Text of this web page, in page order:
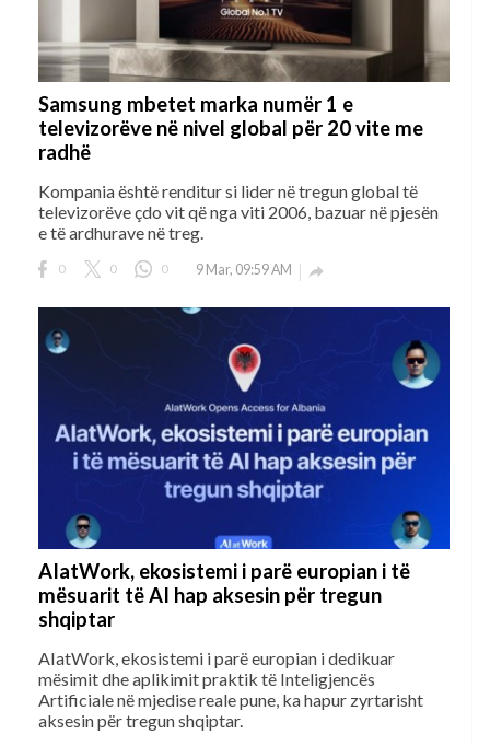
Samsung mbetet marka numër 1 e
televizorëve në nivel global për 20 vite me
radhë
Kompania është renditur si lider në tregun global të
televizorëve çdo vit që nga viti 2006, bazuar në pjesën
e të ardhurave në treg.
0 0 0 9 Mar, 09:59 AM 
AIatWork, ekosistemi i parë europian i të
mësuarit të AI hap aksesin për tregun
shqiptar
AIatWork, ekosistemi i parë europian i dedikuar
mësimit dhe aplikimit praktik të Inteligjencës
Artificiale në mjedise reale pune, ka hapur zyrtarisht
aksesin për tregun shqiptar.